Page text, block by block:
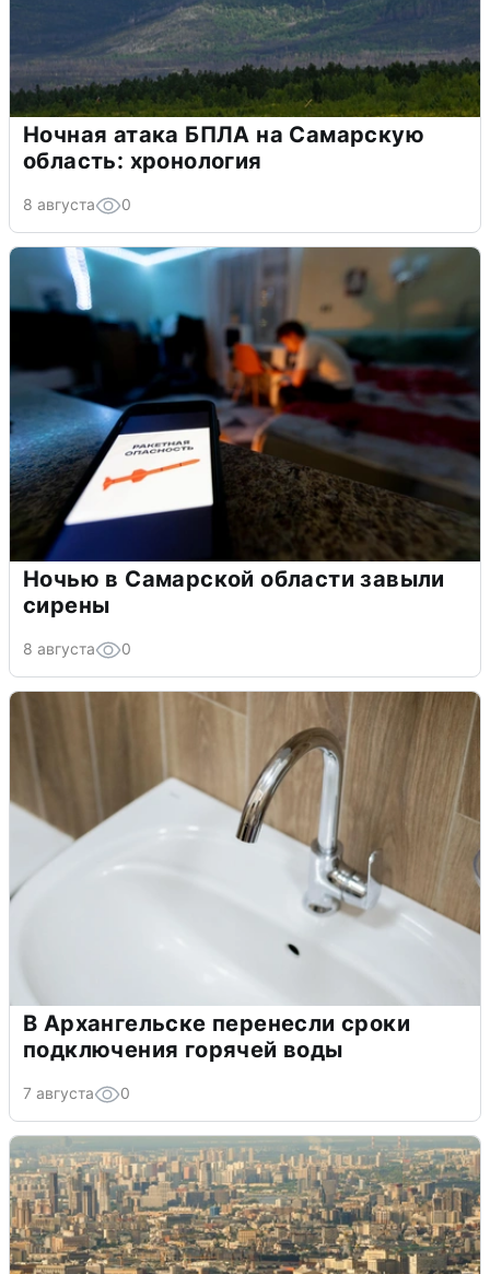
Ночная атака БПЛА на Самарскую
область: хронология
8 августа 0
Ночью в Самарской области завыли
сирены
8 августа 0
В Архангельске перенесли сроки
подключения горячей воды
7 августа 0